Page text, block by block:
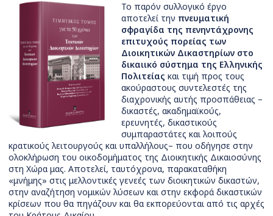
Το παρόν συλλογικό έργο
αποτελεί την πνευματική
σφραγίδα της πενηντάχρονης
επιτυχούς πορείας των
Διοικητικών Δικαστηρίων στο
δικαιικό σύστημα της Ελληνικής
Πολιτείας και τιμή προς τους
ακούραστους συντελεστές της
διαχρονικής αυτής προσπάθειας –
δικαστές, ακαδημαϊκούς,
ερευνητές, δικαστικούς
συμπαραστάτες και λοιπούς
κρατικούς λειτουργούς και υπαλλήλους– που οδήγησε στην
ολοκλήρωση του οικοδομήματος της Διοικητικής Δικαιοσύνης
στη Χώρα μας. Αποτελεί, ταυτόχρονα, παρακαταθήκη
«μνήμης» στις μελλοντικές γενεές των διοικητικών δικαστών,
στην αναζήτηση νομικών λύσεων και στην εκφορά δικαστικών
κρίσεων που θα πηγάζουν και θα εκπορεύονται από τις αρχές